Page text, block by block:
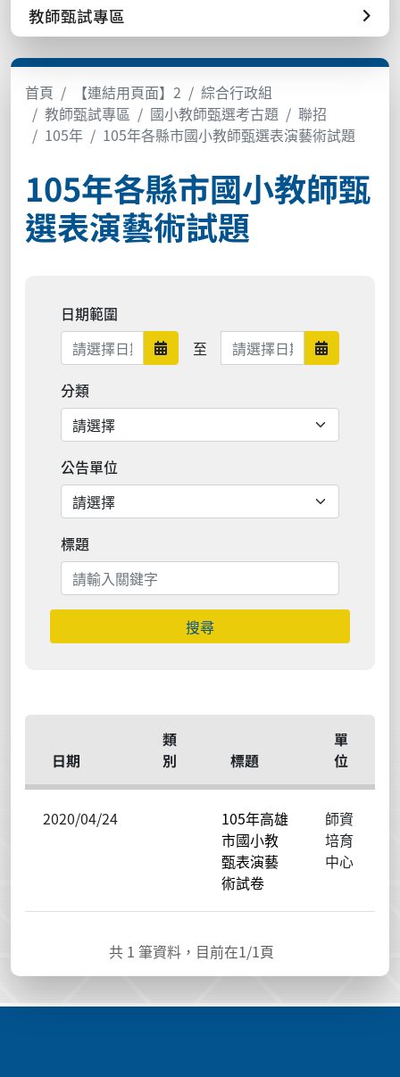
教師甄試專區
首頁 【連結用頁面】2
綜合行政組
教師甄試專區
國小教師甄選考古題
聯招
105年
105年各縣市國小教師甄選表演藝術試題
105年各縣市國小教師甄
選表演藝術試題
日期範圍
日期範圍開始
至 日期範圍結束 日期範圍
分類
公告單位
標題
搜尋
日期
類
別
標題
單
位
2020/04/24
105年高雄
市國小教
甄表演藝
術試卷
師資
培育
中心
共 1 筆資料，目前在1/1頁